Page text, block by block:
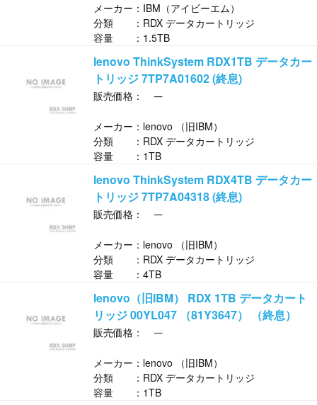
メーカー：IBM（アイビーエム）
分類 ：RDX データカートリッジ
容量 ：1.5TB
lenovo ThinkSystem RDX1TB データカー
トリッジ 7TP7A01602 (終息)
販売価格： ─
メーカー：lenovo （旧IBM）
分類 ：RDX データカートリッジ
容量 ：1TB
lenovo ThinkSystem RDX4TB データカー
トリッジ 7TP7A04318 (終息)
販売価格： ─
メーカー：lenovo （旧IBM）
分類 ：RDX データカートリッジ
容量 ：4TB
lenovo（旧IBM） RDX 1TB データカート
リッジ 00YL047 （81Y3647） （終息）
販売価格： ─
メーカー：lenovo （旧IBM）
分類 ：RDX データカートリッジ
容量 ：1TB